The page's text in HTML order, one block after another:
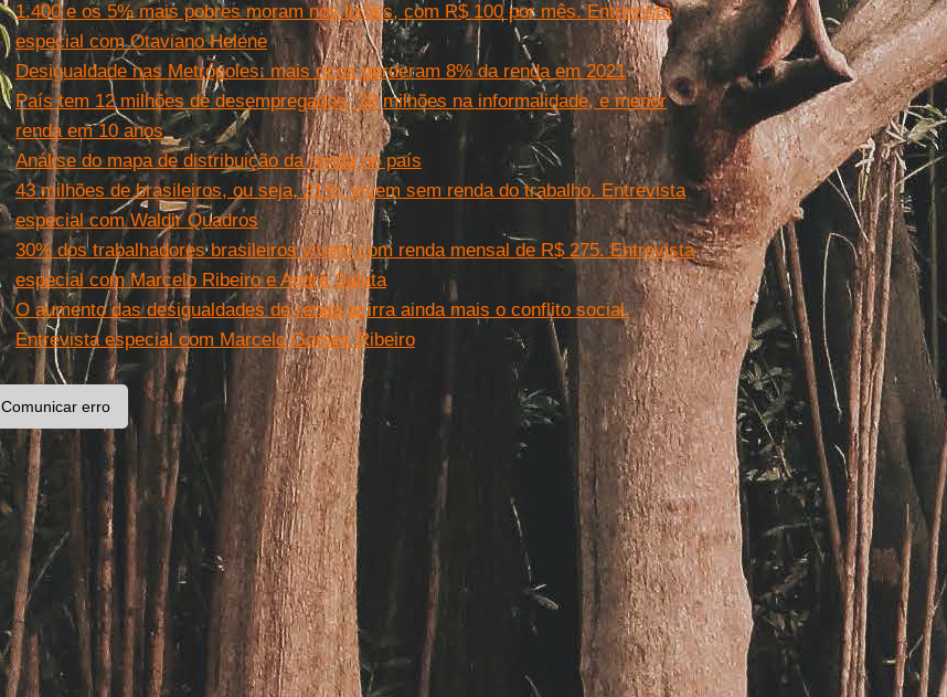
1.400 e os 5% mais pobres moram nos lixões, com R$ 100 por mês. Entrevista
especial com Otaviano Helene
Desigualdade nas Metrópoles: mais ricos perderam 8% da renda em 2021
País tem 12 milhões de desempregados, 38 milhões na informalidade, e menor
renda em 10 anos
Análise do mapa de distribuição da renda no país
43 milhões de brasileiros, ou seja, 21%, vivem sem renda do trabalho. Entrevista
especial com Waldir Quadros
30% dos trabalhadores brasileiros vivem com renda mensal de R$ 275. Entrevista
especial com Marcelo Ribeiro e André Salata
O aumento das desigualdades de renda acirra ainda mais o conflito social.
Entrevista especial com Marcelo Gomes Ribeiro
Comunicar erro